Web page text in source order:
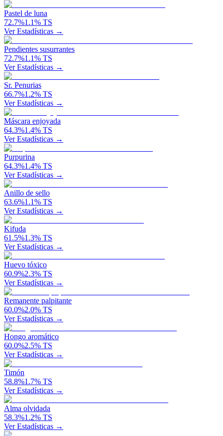
Pastel de luna
72.7%1.1% TS
Ver Estadísticas →
Pendientes susurrantes
72.7%1.1% TS
Ver Estadísticas →
Sr. Penurias
66.7%1.2% TS
Ver Estadísticas →
Máscara enjoyada
64.3%1.4% TS
Ver Estadísticas →
Purpurina
64.3%1.4% TS
Ver Estadísticas →
Anillo de sello
63.6%1.1% TS
Ver Estadísticas →
Kifuda
61.5%1.3% TS
Ver Estadísticas →
Huevo tóxico
60.9%2.3% TS
Ver Estadísticas →
Remanente palpitante
60.0%2.0% TS
Ver Estadísticas →
Hongo aromático
60.0%2.5% TS
Ver Estadísticas →
Timón
58.8%1.7% TS
Ver Estadísticas →
Alma olvidada
58.3%1.2% TS
Ver Estadísticas →